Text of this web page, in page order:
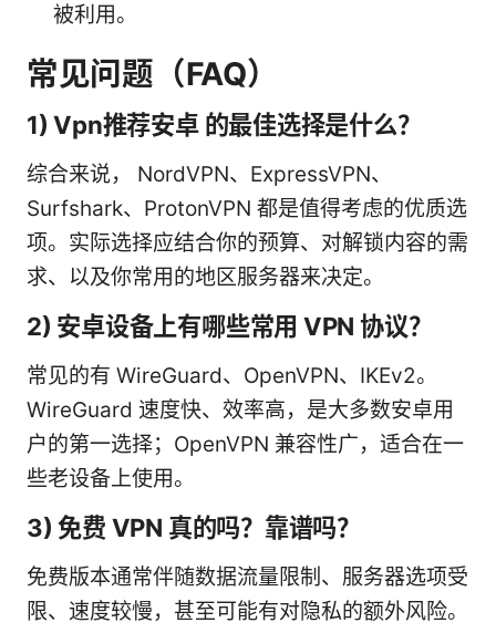
被利用。
常见问题（FAQ）
1) Vpn推荐安卓 的最佳选择是什么？
综合来说， NordVPN、ExpressVPN、
Surfshark、ProtonVPN 都是值得考虑的优质选
项。实际选择应结合你的预算、对解锁内容的需
求、以及你常用的地区服务器来决定。
2) 安卓设备上有哪些常用 VPN 协议？
常见的有 WireGuard、OpenVPN、IKEv2。
WireGuard 速度快、效率高，是大多数安卓用
户的第一选择；OpenVPN 兼容性广，适合在一
些老设备上使用。
3) 免费 VPN 真的吗？靠谱吗？
免费版本通常伴随数据流量限制、服务器选项受
限、速度较慢，甚至可能有对隐私的额外风险。